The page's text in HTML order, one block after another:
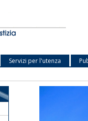
Servizi per l'utenza